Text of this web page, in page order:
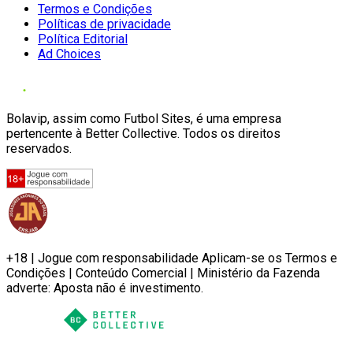
Termos e Condições
Políticas de privacidade
Política Editorial
Ad Choices
Bolavip, assim como Futbol Sites, é uma empresa
pertencente à Better Collective. Todos os direitos
reservados.
+18 | Jogue com responsabilidade Aplicam-se os Termos e
Condições | Conteúdo Comercial | Ministério da Fazenda
adverte: Aposta não é investimento.